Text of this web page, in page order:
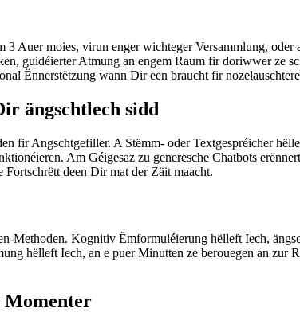
Auer moies, virun enger wichteger Versammlung, oder
guidéierter Atmung an engem Raum fir doriwwer ze
Ënnerstëtzung wann Dir een braucht fir
ängschtlech sidd
fir Angschtgefiller. A Stëmm- oder Textgespréicher
Am Géigesaz zu generesche Chatbots
deen Dir mat der Zäit maacht.
Methoden. Kognitiv Ëmformuléierung hëlleft Iech,
hëlleft Iech, an e puer Minutten ze berouegen an
Momenter